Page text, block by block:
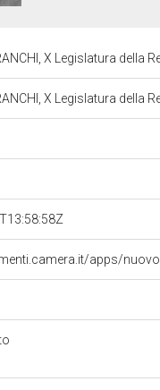
X Legislatura della
X Legislatura della
apps/